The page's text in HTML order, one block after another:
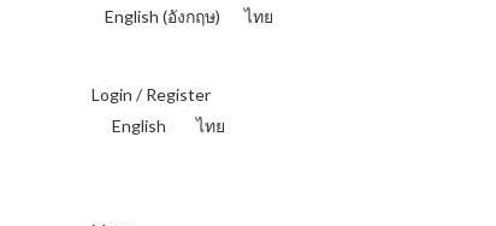
English (อังกฤษ) ไทย
Login / Register
English
ไทย